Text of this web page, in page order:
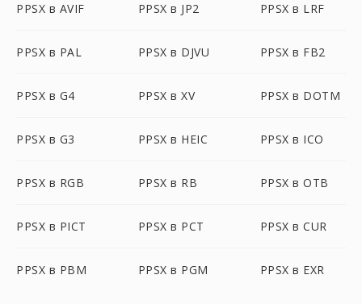
PPSX в AVIF PPSX в JP2 PPSX в LRF
PPSX в PAL PPSX в DJVU PPSX в FB2
PPSX в G4 PPSX в XV PPSX в DOTM
PPSX в G3 PPSX в HEIC PPSX в ICO
PPSX в RGB PPSX в RB PPSX в OTB
PPSX в PICT PPSX в PCT PPSX в CUR
PPSX в PBM PPSX в PGM PPSX в EXR